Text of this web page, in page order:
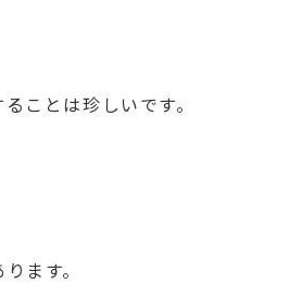
ことは珍しいです。
ます。